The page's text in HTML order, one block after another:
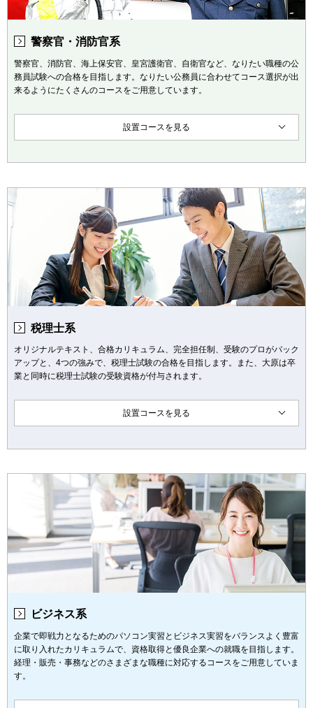
警察官・消防官系
警察官、消防官、海上保安官、皇宮護衛官、自衛官など、なりたい職種の公
務員試験への合格を目指します。なりたい公務員に合わせてコース選択が出
来るようにたくさんのコースをご用意しています。
設置コースを見る
税理士系
オリジナルテキスト、合格カリキュラム、完全担任制、受験のプロがバック
アップと、4つの強みで、税理士試験の合格を目指します。また、大原は卒
業と同時に税理士試験の受験資格が付与されます。
設置コースを見る
ビジネス系
企業で即戦力となるためのパソコン実習とビジネス実習をバランスよく豊富
に取り入れたカリキュラムで、資格取得と優良企業への就職を目指します。
経理・販売・事務などのさまざまな職種に対応するコースをご用意していま
す。